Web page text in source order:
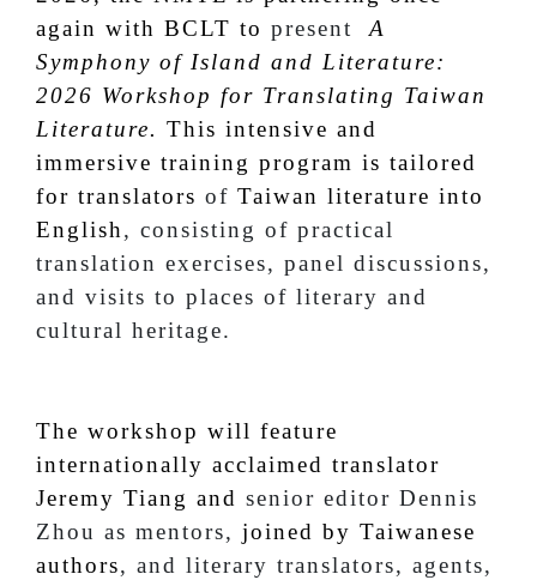
again with BCLT to present
A
Symphony of Island and Literature:
2026 Workshop for Translating Taiwan
Literature. This intensive and
immersive training program is tailored
for translators of Taiwan literature into
English, consisting of practical
translation exercises, panel discussions,
and visits to places of literary and
cultural heritage.
The workshop will feature
internationally acclaimed translator
Jeremy Tiang and senior editor Dennis
Zhou as mentors, joined by Taiwanese
authors, and literary translators, agents,